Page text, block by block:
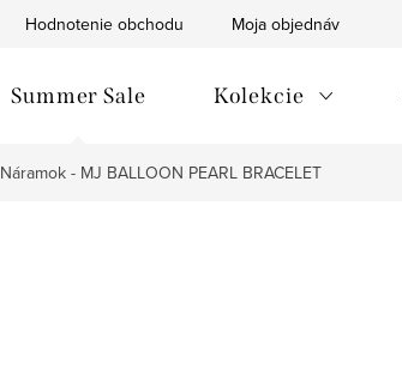
Hodnotenie obchodu Moja objednávka
Summer Sale Kolekcie
Náramok - MJ BALLOON PEARL BRACELET